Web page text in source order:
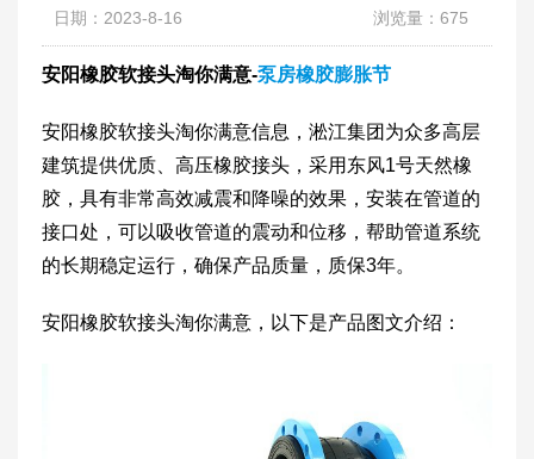
日期：2023-8-16 浏览量：675
安阳橡胶软接头淘你满意-泵房橡胶膨胀节
安阳橡胶软接头淘你满意信息，淞江集团为众多高层
建筑提供优质、高压橡胶接头，采用东风1号天然橡
胶，具有非常高效减震和降噪的效果，安装在管道的
接口处，可以吸收管道的震动和位移，帮助管道系统
的长期稳定运行，确保产品质量，质保3年。
安阳橡胶软接头淘你满意，以下是产品图文介绍：